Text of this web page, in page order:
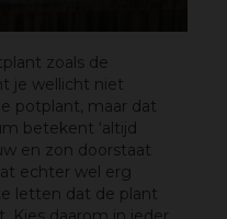
zoals de
je wellicht niet
potplant, maar dat
betekent ‘altijd
en zon doorstaat
echter wel erg
letten dat de plant